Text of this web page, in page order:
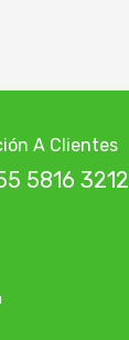
A Clientes
5816 3212